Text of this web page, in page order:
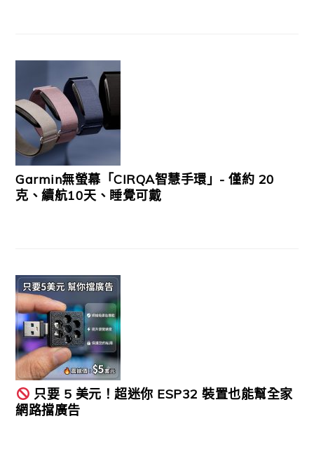
Garmin無螢幕「CIRQA智慧手環」- 僅約 20
克、續航10天、睡覺可戴
只要 5 美元！超迷你 ESP32 裝置也能幫全家
網路擋廣告